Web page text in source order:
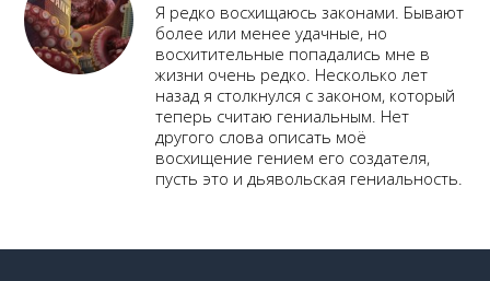
Я редко восхищаюсь законами. Бывают
более или менее удачные, но
восхитительные попадались мне в
жизни очень редко. Несколько лет
назад я столкнулся с законом, который
теперь считаю гениальным. Нет
другого слова описать моё
восхищение гением его создателя,
пусть это и дьявольская гениальность.